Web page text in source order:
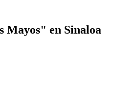
Mayos" en Sinaloa